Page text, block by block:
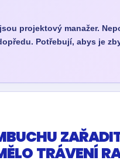
projektový manažer.
Potřebují, abys je
TRÁVENÍ